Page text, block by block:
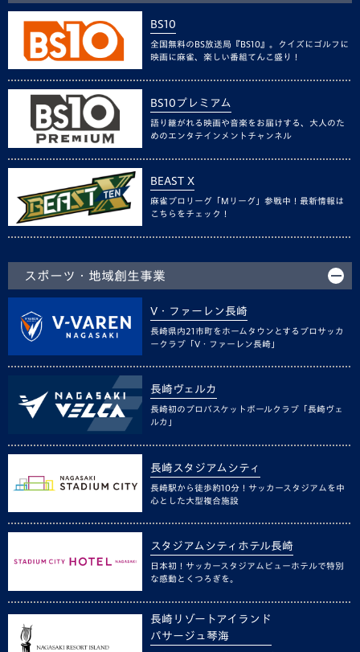
BS10
全国無料のBS放送局『BS10』。クイズにゴルフに
映画に麻雀、楽しい番組てんこ盛り！
BS10プレミアム
語り継がれる映画や音楽をお届けする、大人のた
めのエンタテインメントチャンネル
BEAST X
麻雀プロリーグ「Mリーグ」参戦中！最新情報は
こちらをチェック！
スポーツ・地域創生事業
V・ファーレン長崎
長崎県内21市町をホームタウンとするプロサッカ
ークラブ「V・ファーレン長崎」
長崎ヴェルカ
長崎初のプロバスケットボールクラブ「長崎ヴェ
ルカ」
長崎スタジアムシティ
長崎駅から徒歩約10分！サッカースタジアムを中
心とした大型複合施設
スタジアムシティホテル長崎
日本初！サッカースタジアムビューホテルで特別
な感動とくつろぎを。
長崎リゾートアイランド
パサージュ琴海